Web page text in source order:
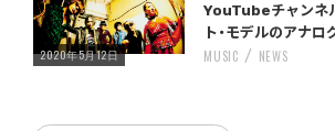
YouTubeチャンネ
ト・モデルのアナロ
2020年5月12日
MUSIC NEWS